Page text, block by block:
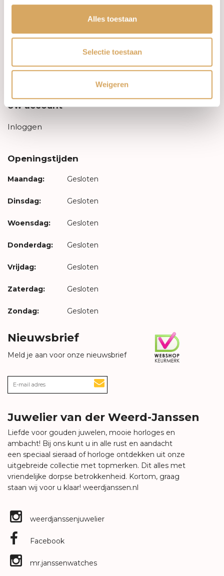
Alles toestaan
Selectie toestaan
Weigeren
Leveringsvoorwaarden
Privacy Policy
Uw account
Inloggen
Openingstijden
Maandag: Gesloten
Dinsdag: Gesloten
Woensdag: Gesloten
Donderdag: Gesloten
Vrijdag: Gesloten
Zaterdag: Gesloten
Zondag: Gesloten
Nieuwsbrief
Meld je aan voor onze nieuwsbrief
Juwelier van der Weerd-Janssen
Liefde voor gouden juwelen, mooie horloges en
ambacht! Bij ons kunt u in alle rust en aandacht
een speciaal sieraad of horloge ontdekken uit onze
uitgebreide collectie met topmerken. Dit alles met
vriendelijke dorpse betrokkenheid. Kortom, graag
staan wij voor u klaar! weerdjanssen.nl
weerdjanssenjuwelier
Facebook
mr.janssenwatches